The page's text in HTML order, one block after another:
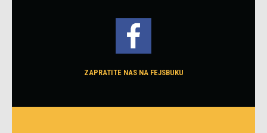
ZAPRATITE NAS NA FEJSBUKU